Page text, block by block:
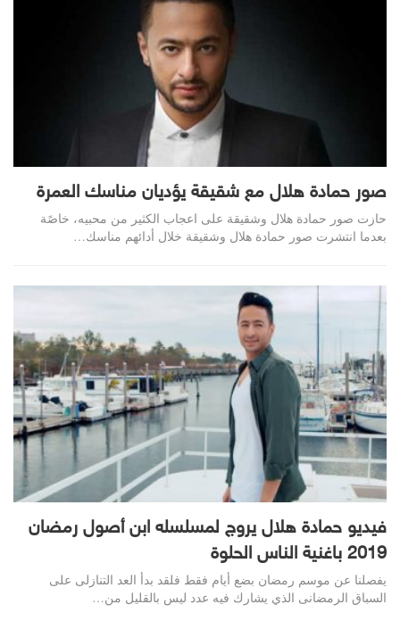
صور حمادة هلال مع شقيقة يؤديان مناسك العمرة
حازت صور حمادة هلال وشقيقة على اعجاب الكثير من محبيه، خاصًة
بعدما انتشرت صور حمادة هلال وشقيقة خلال أدائهم مناسك…
فيديو حمادة هلال يروج لمسلسله ابن أصول رمضان
2019 باغنية الناس الحلوة
يفصلنا عن موسم رمضان بضع أيام فقط فلقد بدأ العد التنازلى على
السباق الرمضانى الذي يشارك فيه عدد ليس بالقليل من…